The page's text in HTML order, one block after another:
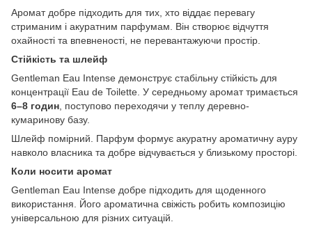
Аромат добре підходить для тих, хто віддає перевагу
стриманим і акуратним парфумам. Він створює відчуття
охайності та впевненості, не перевантажуючи простір.
Стійкість та шлейф
Gentleman Eau Intense демонструє стабільну стійкість для
концентрації Eau de Toilette. У середньому аромат тримається
6–8 годин , поступово переходячи у теплу деревно-
кумаринову базу.
Шлейф помірний. Парфум формує акуратну ароматичну ауру
навколо власника та добре відчувається у близькому просторі.
Коли носити аромат
Gentleman Eau Intense добре підходить для щоденного
використання. Його ароматична свіжість робить композицію
універсальною для різних ситуацій.